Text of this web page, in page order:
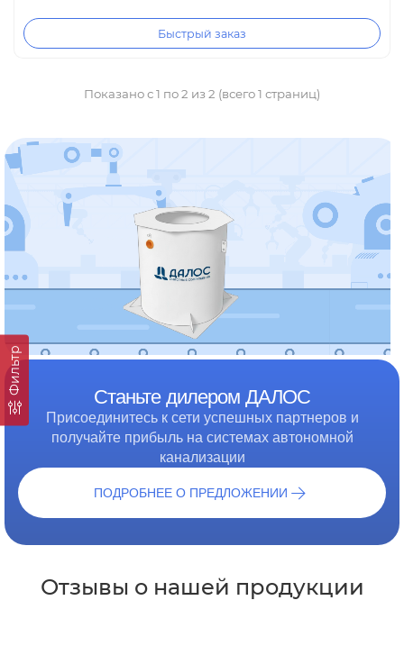
Фильтр
Быстрый заказ
Показано с 1 по 2 из 2 (всего 1 страниц)
Станьте дилером ДАЛОС
Присоединитесь к сети успешных партнеров и
получайте прибыль на системах автономной
канализации
ПОДРОБНЕЕ О ПРЕДЛОЖЕНИИ
Отзывы о нашей продукции